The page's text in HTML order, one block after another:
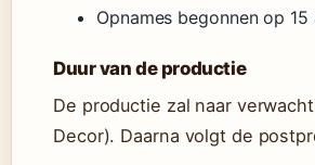
Opnames begonnen op
Duur van de productie
De productie zal naar
Decor). Daarna volgt de